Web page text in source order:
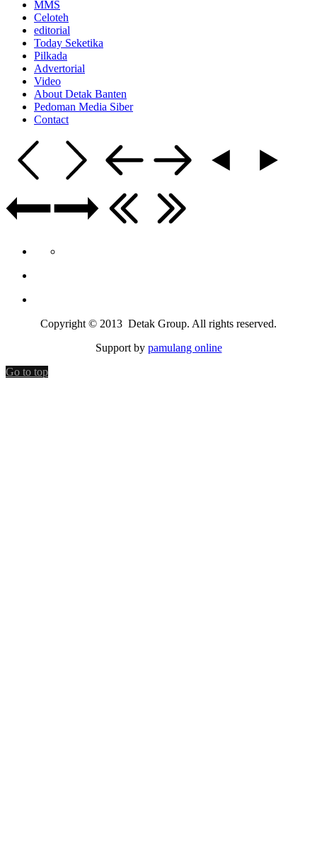
MMS
Celoteh
editorial
Today Seketika
Pilkada
Advertorial
Video
About Detak Banten
Pedoman Media Siber
Contact
Copyright © 2013 Detak Group. All rights reserved.
Support by pamulang online
Go to top